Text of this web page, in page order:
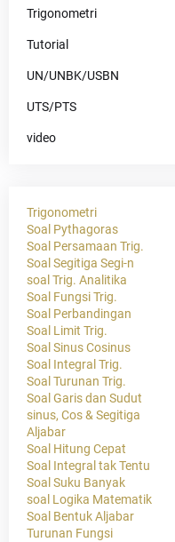
Trigonometri
Tutorial
UN/UNBK/USBN
UTS/PTS
video
Trigonometri
Soal Pythagoras
Soal Persamaan Trig.
Soal Segitiga Segi-n
soal Trig. Analitika
Soal Fungsi Trig.
Soal Perbandingan
Soal Limit Trig.
Soal Sinus Cosinus
Soal Integral Trig.
Soal Turunan Trig.
Soal Garis dan Sudut
sinus, Cos & Segitiga
Aljabar
Soal Hitung Cepat
Soal Integral tak Tentu
Soal Suku Banyak
soal Logika Matematik
Soal Bentuk Aljabar
Turunan Fungsi